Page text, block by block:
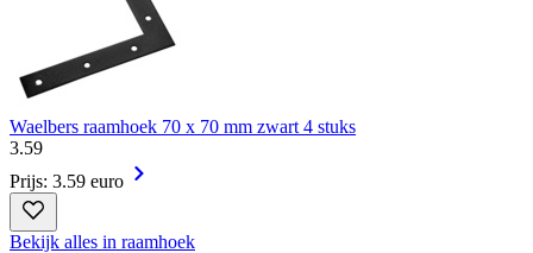
Waelbers raamhoek 70 x 70 mm zwart 4 stuks
3.59
Prijs: 3.59 euro
Bekijk alles in raamhoek